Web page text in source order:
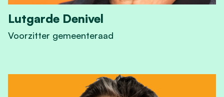
Lutgarde Denivel
Voorzitter gemeenteraad